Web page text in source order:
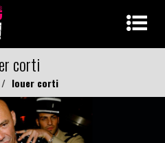
corti
louer corti